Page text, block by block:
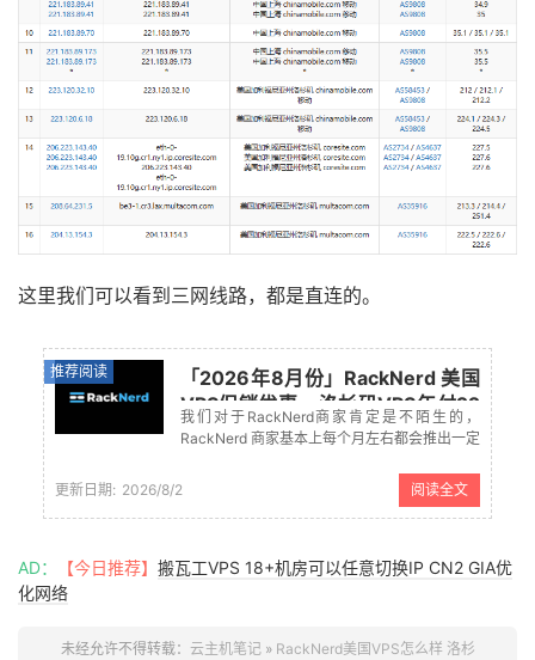
这里我们可以看到三网线路，都是直连的。
推荐阅读
「2026年8月份」RackNerd 美国
VPS促销优惠 - 洛杉矶VPS年付22
美元起
我们对于RackNerd商家肯定是不陌生的，
RackNerd 商家基本上每个月左右都会推出一定
要面向的是需要低价年付的美国VPS、欧洲
VPS主机。之前的RackNerd的促销活动依然有
效，有需的可...
更新日期: 2026/8/2 阅读全文
AD： 【今日推荐】 搬瓦工VPS 18+机房可以任意切换IP CN2 GIA优
化网络
未经允许不得转载： 云主机笔记» RackNerd美国VPS怎么样 洛杉